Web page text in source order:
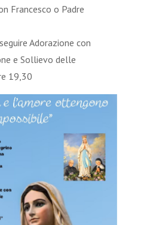
Francesco o Padre
Adorazione con
e Sollievo delle
19,30